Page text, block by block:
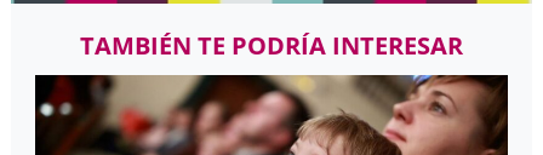
TAMBIÉN TE PODRÍA INTERESAR